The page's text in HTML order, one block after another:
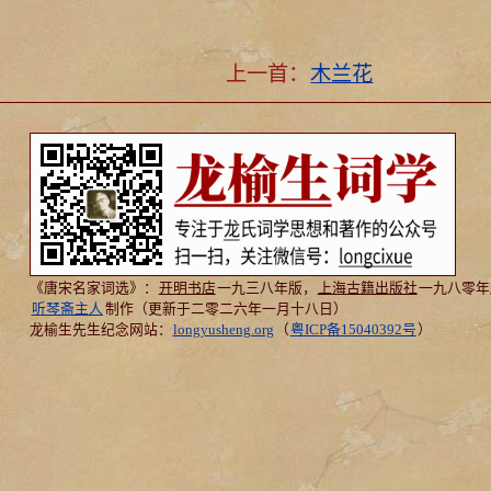
上一首： 木兰花
《唐宋名家词选》： 开明书店一九三八年版， 上海古籍出版社一九八零
听琴斋主人 制作（更新于二零二六年一月十八日）
龙榆生先生纪念网站： longyusheng.org （粤ICP备15040392号 ）